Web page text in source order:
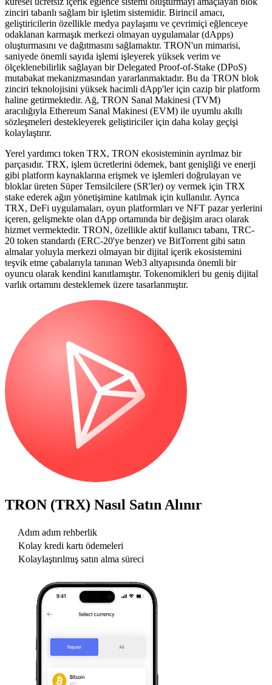
zinciri tabanlı sağlam bir işletim sistemidir. Birincil amacı,
geliştiricilerin özellikle medya paylaşımı ve çevrimiçi eğlenceye
odaklanan karmaşık merkezi olmayan uygulamalar (dApps)
oluşturmasını ve dağıtmasını sağlamaktır. TRON'un mimarisi,
saniyede önemli sayıda işlemi işleyerek yüksek verim ve
ölçeklenebilirlik sağlayan bir Delegated Proof-of-Stake (DPoS)
mutabakat mekanizmasından yararlanmaktadır. Bu da TRON blok
zinciri teknolojisini yüksek hacimli dApp'ler için cazip bir platform
haline getirmektedir. Ağ, TRON Sanal Makinesi (TVM)
aracılığıyla Ethereum Sanal Makinesi (EVM) ile uyumlu akıllı
sözleşmeleri destekleyerek geliştiriciler için daha kolay geçişi
kolaylaştırır.
Yerel yardımcı token TRX, TRON ekosisteminin ayrılmaz bir
parçasıdır. TRX, işlem ücretlerini ödemek, bant genişliği ve enerji
gibi platform kaynaklarına erişmek ve işlemleri doğrulayan ve
bloklar üreten Süper Temsilcilere (SR'ler) oy vermek için TRX
stake ederek ağın yönetişimine katılmak için kullanılır. Ayrıca
TRX, DeFi uygulamaları, oyun platformları ve NFT pazar yerlerini
içeren, gelişmekte olan dApp ortamında bir değişim aracı olarak
hizmet vermektedir. TRON, özellikle aktif kullanıcı tabanı, TRC-
20 token standardı (ERC-20'ye benzer) ve BitTorrent gibi satın
almalar yoluyla merkezi olmayan bir dijital içerik ekosistemini
teşvik etme çabalarıyla tanınan Web3 altyapısında önemli bir
oyuncu olarak kendini kanıtlamıştır. Tokenomikleri bu geniş dijital
varlık ortamını desteklemek üzere tasarlanmıştır.
TRON (TRX) Nasıl Satın Alınır
Adım adım rehberlik
Kolay kredi kartı ödemeleri
Kolaylaştırılmış satın alma süreci